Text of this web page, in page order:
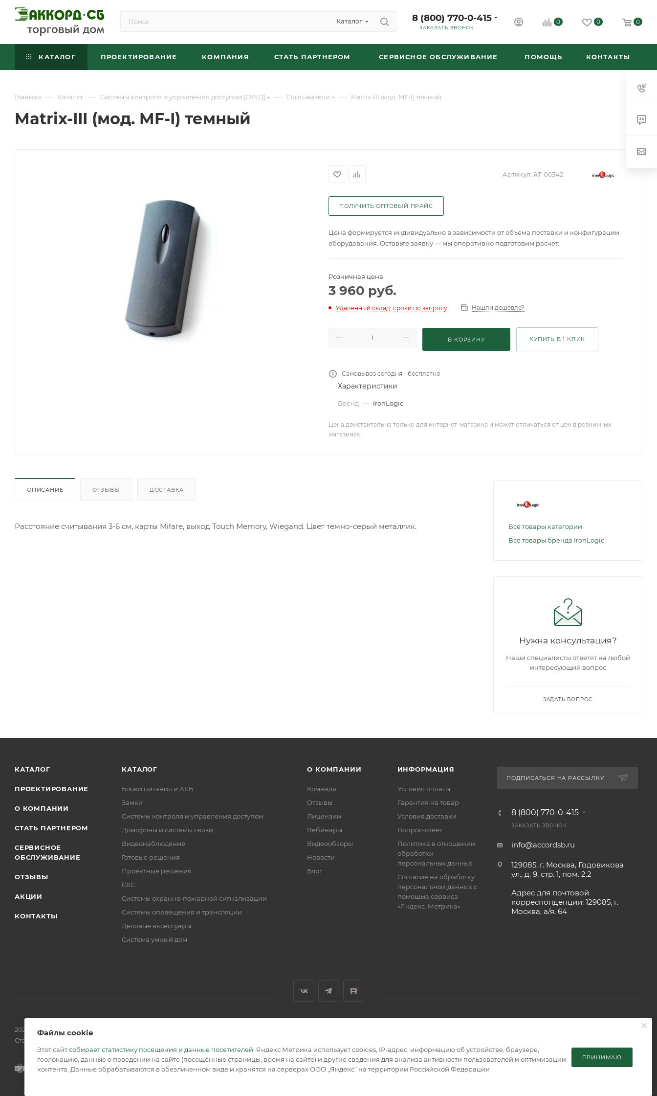
Каталог 8 (800) 770-0-415
ЗАКАЗАТЬ ЗВОНОК
0 0 0
КАТАЛОГ ПРОЕКТИРОВАНИЕ КОМПАНИЯ СТАТЬ ПАРТНЕРОМ СЕРВИСНОЕ ОБСЛУЖИВАНИЕ ПОМОЩЬ КОНТАКТЫ
Главная — Каталог — Системы контроля и управления доступом (СКУД) — Считыватели — Matrix-III (мод. MF-I) темный
Matrix-III (мод. MF-I) темный
Артикул: AT-06342
ПОЛУЧИТЬ ОПТОВЫЙ ПРАЙС
Цена формируется индивидуально в зависимости от объема поставки и конфигурации
оборудования. Оставьте заявку — мы оперативно подготовим расчет.
Розничная цена
3 960 руб.
Удаленный склад: сроки по запросу Нашли дешевле?
В КОРЗИНУ КУПИТЬ В 1 КЛИК
Самовывоз сегодня - бесплатно
Характеристики
Бренд — IronLogic
Цена действительна только для интернет-магазина и может отличаться от цен в розничных
магазинах .
ОПИСАНИЕ ОТЗЫВЫ ДОСТАВКА
Расстояние считывания 3-6 см, карты Mifare, выход Touch Memory, Wiegand. Цвет темно-серый металлик.
Все товары категории
Все товары бренда IronLogic
Нужна консультация?
Наши специалисты ответят на любой
интересующий вопрос
ЗАДАТЬ ВОПРОС
КАТАЛОГ
ПРОЕКТИРОВАНИЕ
О КОМПАНИИ
СТАТЬ ПАРТНЕРОМ
СЕРВИСНОЕ
ОБСЛУЖИВАНИЕ
ОТЗЫВЫ
АКЦИИ
КОНТАКТЫ
КАТАЛОГ
Блоки питания и АКБ
Замки
Системы контроля и управления доступом
Домофоны и системы связи
Видеонаблюдение
Готовые решения
Проектные решения
СКС
Системы охранно-пожарной сигнализации
Системы оповещения и трансляции
Деловые аксессуары
Система умный дом
О КОМПАНИИ
Команда
Отзывы
Лицензии
Вебинары
Видеообзоры
Новости
Блог
ИНФОРМАЦИЯ
Условия оплаты
Гарантия на товар
Условия доставки
Вопрос-ответ
Политика в отношении
обработки
персональных данных
Согласие на обработку
персональных данных с
помощью сервиса
«Яндекс. Метрика»
ПОДПИСАТЬСЯ НА РАССЫЛКУ
8 (800) 770-0-415
ЗАКАЗАТЬ ЗВОНОК
info@accordsb.ru
129085, г. Москва, Годовикова
ул., д. 9, стр. 1, пом. 2.2
Адрес для почтовой
корреспонденции: 129085, г.
Москва, а/я. 64
2026 © Обращаем Ваше внимание на то, что вся информация, размещенная на сайте, носит информационный характер и не является публичной офертой, определяемой положениями
Статьи 437 (2) ГК РФ.
Файлы cookie
Этот сайтсобирает статистику посещения и данные посетителей . Яндекс Метрика использует cookies, IP-адрес, информацию об устройстве, браузере,
геолокацию, данные о поведении на сайте (посещённые страницы, время на сайте) и другие сведения для анализа активности пользователей и оптимизации
контента. Данные обрабатываются в обезличенном виде и хранятся на серверах ООО „Яндекс“ на территории Российской Федерации
ПРИНИМАЮ